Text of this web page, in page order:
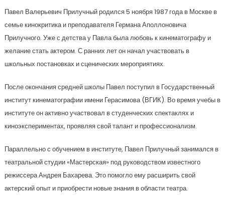
Павел Валерьевич Прилучный родился 5 ноября 1987 года в Москве в
семье кинокритика и преподавателя Германа Аполлоновича
Прилучного. Уже с детства у Павла была любовь к кинематографу и
желание стать актером. С ранних лет он начал участвовать в
школьных постановках и сценических мероприятиях.
После окончания средней школы Павел поступил в Государственный
институт кинематографии имени Герасимова (ВГИК). Во время учебы в
институте он активно участвовал в студенческих спектаклях и
киноэкспериментах, проявляя свой талант и профессионализм.
Параллельно с обучением в институте, Павел Прилучный занимался в
театральной студии «Мастерская» под руководством известного
режиссера Андрея Бахарева. Это помогло ему расширить свой
актерский опыт и приобрести новые знания в области театра.